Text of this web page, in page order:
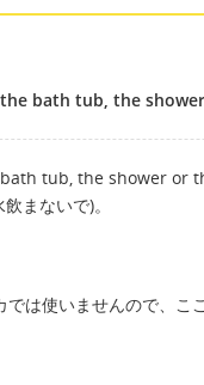
bath tub, the
tub, the shower or
まないで)。
は使いませんので、こ